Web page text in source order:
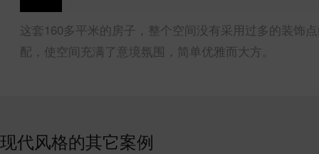
这套160多平米的房子，整个空间没有采用过多的装饰
配，使空间充满了意境氛围，简单优雅而大方。
现代风格的其它案例